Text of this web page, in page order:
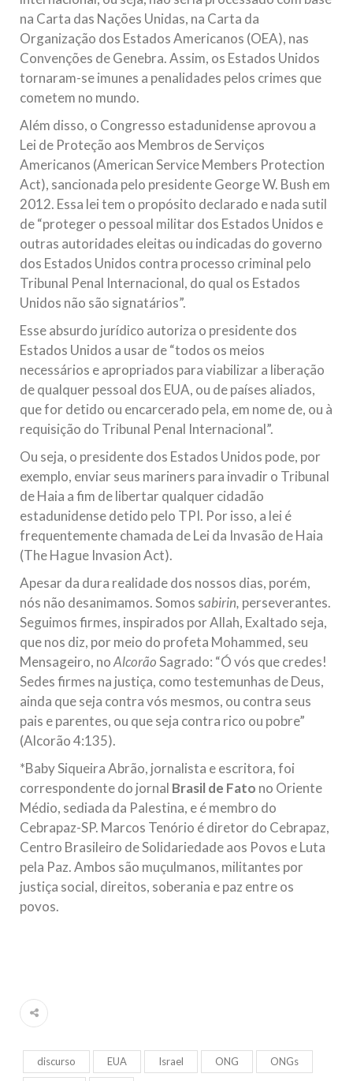
na Carta das Nações Unidas, na Carta da
Organização dos Estados Americanos (OEA), nas
Convenções de Genebra. Assim, os Estados Unidos
tornaram-se imunes a penalidades pelos crimes que
cometem no mundo.
Além disso, o Congresso estadunidense aprovou a
Lei de Proteção aos Membros de Serviços
Americanos (American Service Members Protection
Act), sancionada pelo presidente George W. Bush em
2012. Essa lei tem o propósito declarado e nada sutil
de “proteger o pessoal militar dos Estados Unidos e
outras autoridades eleitas ou indicadas do governo
dos Estados Unidos contra processo criminal pelo
Tribunal Penal Internacional, do qual os Estados
Unidos não são signatários”.
Esse absurdo jurídico autoriza o presidente dos
Estados Unidos a usar de “todos os meios
necessários e apropriados para viabilizar a liberação
de qualquer pessoal dos EUA, ou de países aliados,
que for detido ou encarcerado pela, em nome de, ou à
requisição do Tribunal Penal Internacional”.
Ou seja, o presidente dos Estados Unidos pode, por
exemplo, enviar seus mariners para invadir o Tribunal
de Haia a fim de libertar qualquer cidadão
estadunidense detido pelo TPI. Por isso, a lei é
frequentemente chamada de Lei da Invasão de Haia
(The Hague Invasion Act).
Apesar da dura realidade dos nossos dias, porém,
nós não desanimamos. Somos sabirin, perseverantes.
Seguimos firmes, inspirados por Allah, Exaltado seja,
que nos diz, por meio do profeta Mohammed, seu
Mensageiro, noAlcorãoSagrado: “Ó vós que credes!
Sedes firmes na justiça, como testemunhas de Deus,
ainda que seja contra vós mesmos, ou contra seus
pais e parentes, ou que seja contra rico ou pobre”
(Alcorão 4:135).
*Baby Siqueira Abrão, jornalista e escritora, foi
correspondente do jornal Brasil de Fato no Oriente
Médio, sediada da Palestina, e é membro do
Cebrapaz-SP. Marcos Tenório é diretor do Cebrapaz,
Centro Brasileiro de Solidariedade aos Povos e Luta
pela Paz. Ambos são muçulmanos, militantes por
justiça social, direitos, soberania e paz entre os
povos.
discurso EUA Israel ONG ONGs